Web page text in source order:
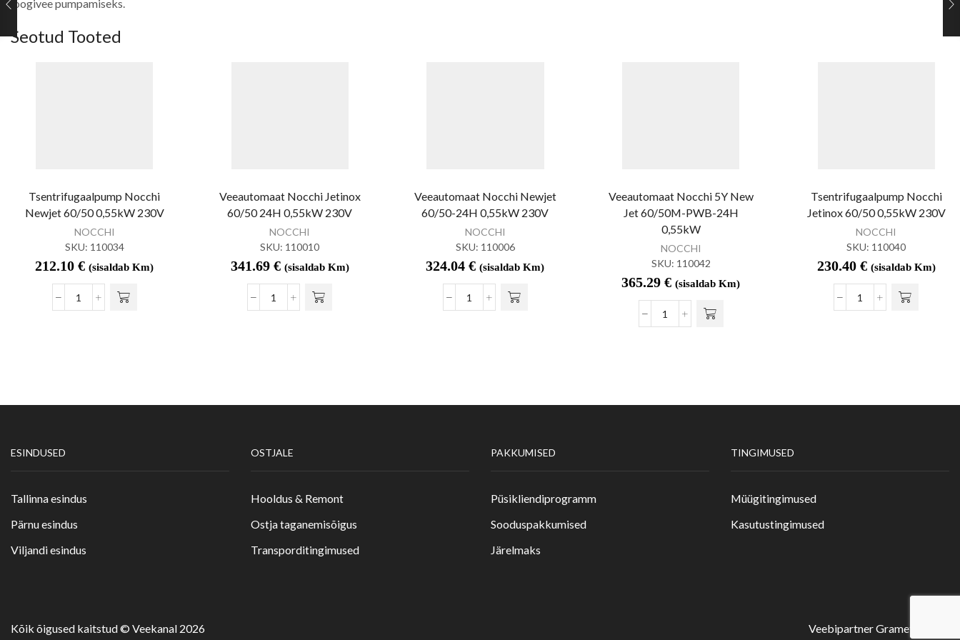
joogivee pumpamiseks.
Seotud Tooted
Tsentrifugaalpump Nocchi
Newjet 60/50 0,55kW 230V
NOCCHI
SKU: 110034
212.10€ (sisaldab Km)
Veeautomaat Nocchi Jetinox
60/50 24H 0,55kW 230V
NOCCHI
SKU: 110010
341.69 € (sisaldab Km)
Veeautomaat Nocchi Newjet
60/50-24H 0,55kW 230V
NOCCHI
SKU: 110006
324.04€ (sisaldab Km)
Veeautomaat Nocchi 5Y New
Jet 60/50M-PWB-24H
0,55kW
NOCCHI
SKU: 110042
365.29€ (sisaldab Km)
Tsentrifugaalpump Nocchi
Jetinox 60/50 0,55kW 230V
NOCCHI
SKU: 110040
230.40 € (sisaldab Km)
ESINDUSED
Tallinna esindus
Pärnu esindus
Viljandi esindus
OSTJALE
Hooldus & Remont
Ostja taganemisõigus
Transporditingimused
PAKKUMISED
Püsikliendiprogramm
Sooduspakkumised
Järelmaks
TINGIMUSED
Müügitingimused
Kasutustingimused
Kõik õigused kaitstud © Veekanal 2026 Veebipartner Gramet Digital